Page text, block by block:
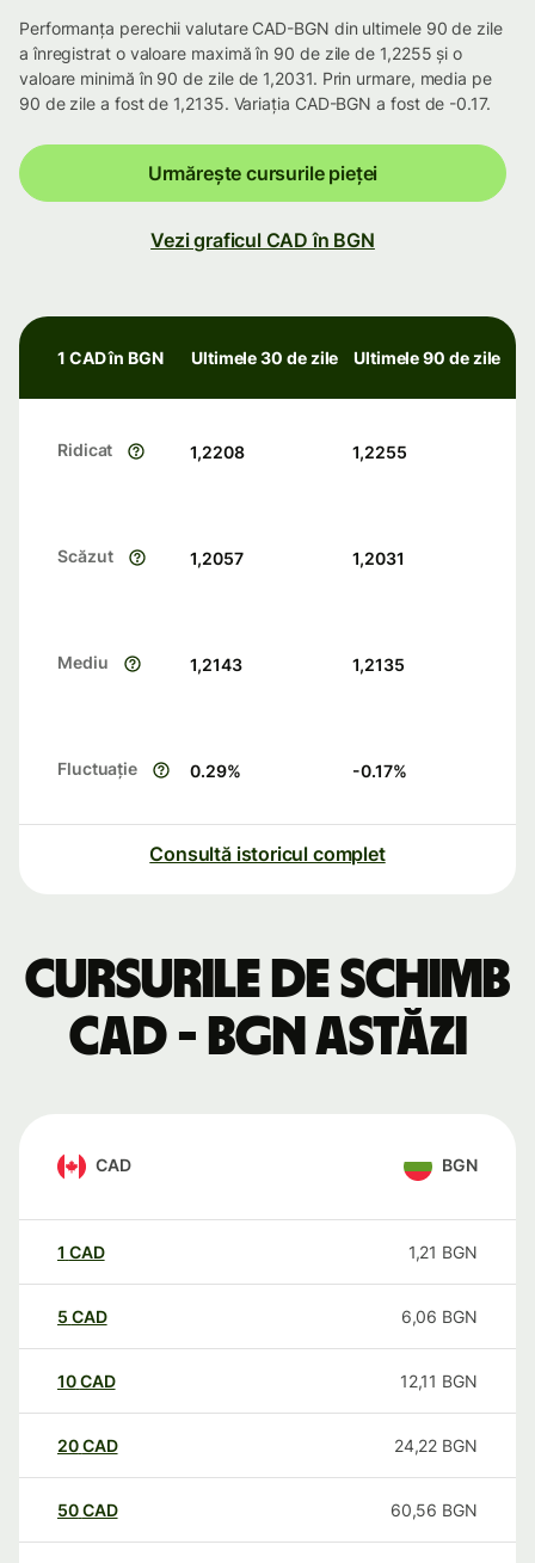
Performanța perechii valutare CAD-BGN din ultimele 90 de zile
a înregistrat o valoare maximă în 90 de zile de 1,2255 și o
valoare minimă în 90 de zile de 1,2031. Prin urmare, media pe
90 de zile a fost de 1,2135. Variația CAD-BGN a fost de -0.17.
Urmărește cursurile pieței
Vezi graficul CAD în BGN
1 CAD în BGN Ultimele 30 de zile Ultimele 90 de zile
Ridicat 1,2208 1,2255
Scăzut 1,2057 1,2031
Mediu 1,2143 1,2135
Fluctuație 0.29% -0.17%
Consultă istoricul complet
Cursurile de schimb
CAD - BGN astăzi
CAD BGN
1 CAD 1,21 BGN
5 CAD 6,06 BGN
10CAD 12,11 BGN
20CAD 24,22 BGN
50CAD 60,56 BGN